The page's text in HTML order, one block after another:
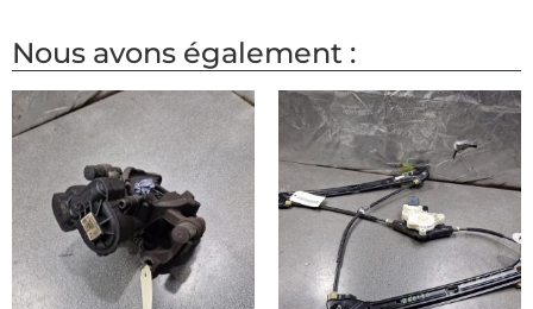
Nous avons également :